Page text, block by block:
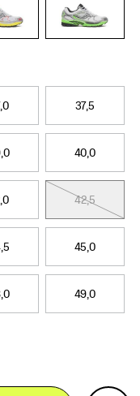
37,5
40,0
42,5
45,0
49,0